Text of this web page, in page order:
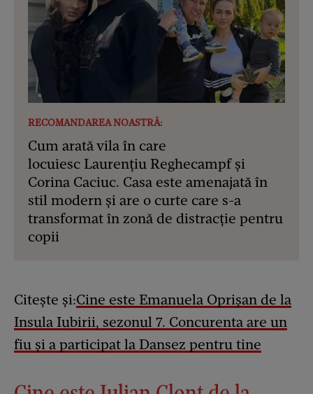
RECOMANDAREA NOASTRĂ:
Cum arată vila în care
locuiesc Laurențiu Reghecampf și
Corina Caciuc. Casa este amenajată în
stil modern și are o curte care s-a
transformat în zonă de distracție pentru
copii
Citește și:Cine este Emanuela Oprișan de la
Insula Iubirii, sezonul 7. Concurenta are un
fiu și a participat la Dansez pentru tine